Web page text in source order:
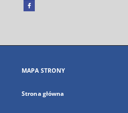
Facebook
się
karcie
MAPA STRONY
Strona główna